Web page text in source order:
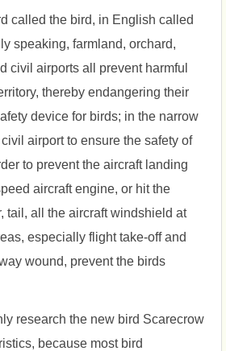
called the bird, in English called
speaking, farmland, orchard,
civil airports all prevent harmful
thereby endangering their
device for birds; in the narrow
airport to ensure the safety of
to prevent the aircraft landing
aircraft engine, or hit the
tail, all the aircraft windshield at
especially flight take-off and
wound, prevent the birds
research the new bird Scarecrow
because most bird